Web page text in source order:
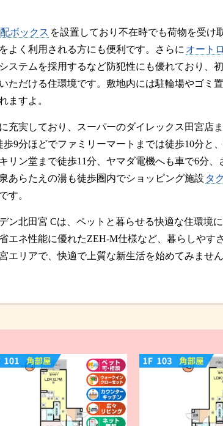
ボックス を設置しており不在時でも荷物を受け
よく利用される方にも便利です。さらに オート
ステムを採用するなど防犯性にも優れており、
ただける住環境です。敷地内には駐輪場やゴミ
ますよ。
充実しており、スーパーのダイレックス田宮店
歩9分ほどでファミリーマートまでは徒歩10分と
リン堂まで徒歩11分、ヤマダ電機へも車で6分
あらたえの湯も徒歩圏内でショッピング施設 タ
す。
ン北田宮 Cは、ペットと暮らせる快適な住環境
エネ性能に優れたZEH-M仕様など、暮らしやす
エリアで、快適で上質な新生活を始めてみませ